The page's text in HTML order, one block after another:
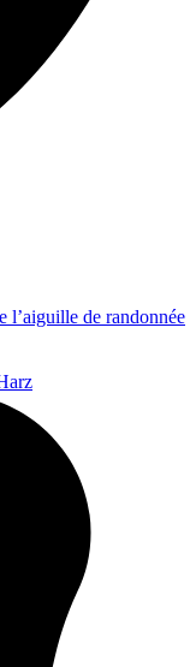
l’aiguille de randonnée